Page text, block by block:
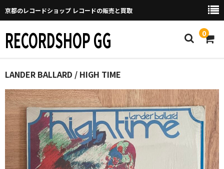
京都のレコードショップ レコードの販売と買取
RECORDSHOP GG 0
Home
マイページ
GGについて
買取について
取り置きなどについて
LANDER BALLARD / HIGH TIME